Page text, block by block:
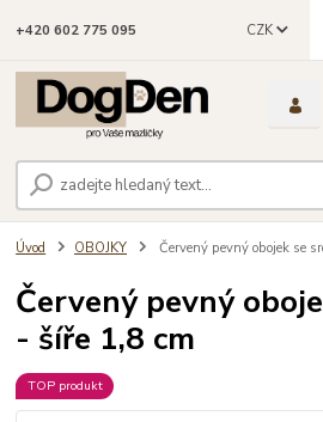
CZK
+420 602 775 095
Úvod OBOJKY Červený pevný obojek se
Červený pevný
- šíře 1,8 cm
TOP produkt